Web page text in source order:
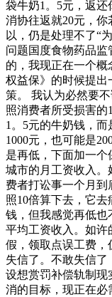
袋牛奶1。5元，返还
消协往返就20元，
以，仍是处理不了“
问题国度食物药品
的，我现正在一个
权益保》的时候提出
策。 我认为必然要
照消费者所受损害的
1。5元的牛奶钱，
1000元，也可能是
是再低，下面加一
城市的月工资收入。
费者打讼事一个月到
照10倍算下去，它去
钱，但我感觉再低也
平均工资收入。如许
假，领取点误工费，
失信了。不敢失信了
设想赏罚补偿轨制现
消的目标，现正在必